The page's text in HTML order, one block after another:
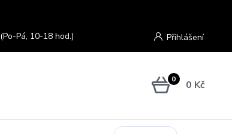
Přihlášení
(Po-Pá, 10-18 hod.)
0 0 Kč